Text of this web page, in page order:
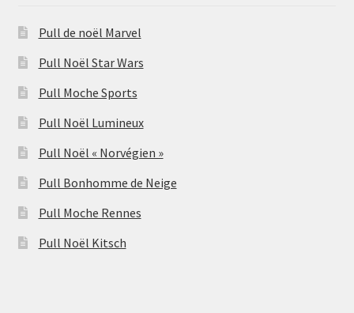
Pull de noël Marvel
Pull Noël Star Wars
Pull Moche Sports
Pull Noël Lumineux
Pull Noël « Norvégien »
Pull Bonhomme de Neige
Pull Moche Rennes
Pull Noël Kitsch